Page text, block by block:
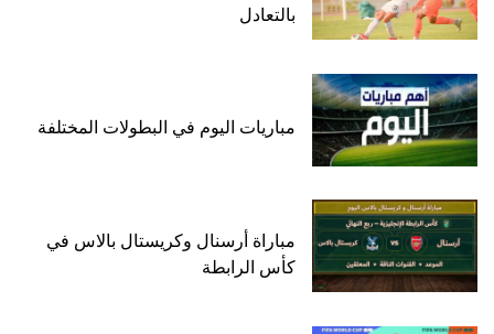
بالتعادل
مباريات اليوم في البطولات المختلفة
مباراة أرسنال وكريستال بالاس في
كأس الرابطة